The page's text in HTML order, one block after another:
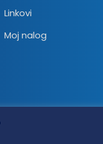
Linkovi
Moj nalog